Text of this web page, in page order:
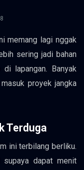
memang lagi nggak
sering jadi bahan
lapangan. Banyak
proyek jangka
Terduga
ini terbilang berliku.
dapat menit